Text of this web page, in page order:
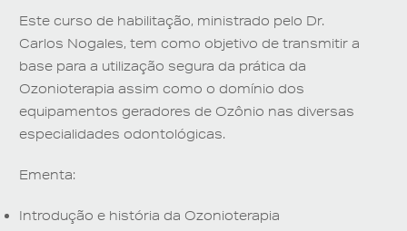
Este cursode habilitação, ministrado pelo Dr.
Carlos Nogales, tem como objetivo de transmitir a
base para a utilização segura da prática da
Ozonioterapia assim como o domínio dos
equipamentos geradores de Ozônio nas diversas
especialidades odontológicas.
Ementa:
Introdução e história da Ozonioterapia